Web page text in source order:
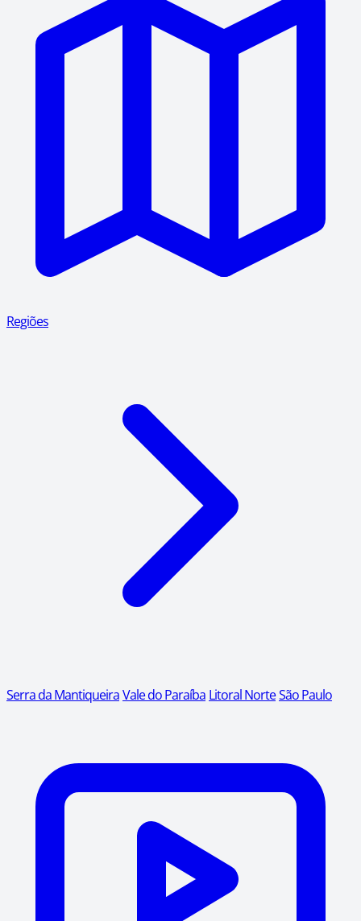
Regiões
Serra da MantiqueiraVale do Paraíba Litoral NorteSão Paulo